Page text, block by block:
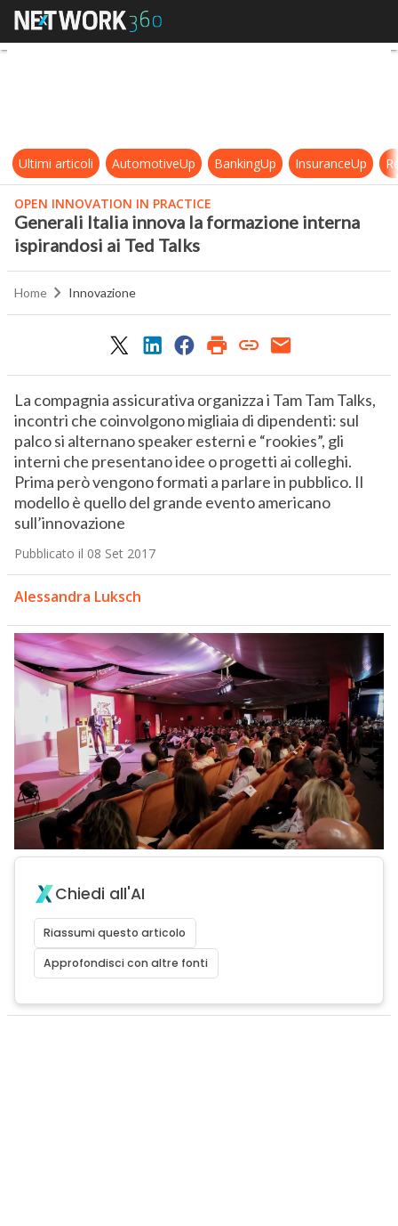
Generali Italia innova la
Ultimi articoli AutomotiveUp BankingUp InsuranceUp
OPEN INNOVATION IN PRACTICE
Generali Italia innova la formazione interna
ispirandosi ai Ted Talks
Home Innovazione
La compagnia assicurativa organizza i Tam Tam Talks,
incontri che coinvolgono migliaia di dipendenti: sul
palco si alternano speaker esterni e “rookies”, gli
interni che presentano idee o progetti ai colleghi.
Prima però vengono formati a parlare in pubblico. Il
modello è quello del grande evento americano
sull’innovazione
Pubblicato il 08 Set 2017
Alessandra Luksch
Chiedi all'AI
Riassumi questo articolo
Approfondisci con altre fonti